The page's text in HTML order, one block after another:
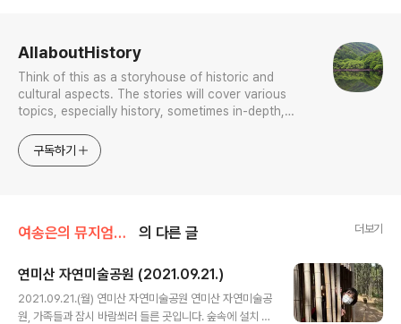
AllaboutHistory
Think of this as a storyhouse of historic and
cultural aspects. The stories will cover various
topics, especially history, sometimes in-depth,
approach will be to resist any common sense or
generalized viewpoint
구독하기
여송은의 뮤지엄톡톡 의 다른 글 더보기
연미산 자연미술공원 (2021.09.21.)
2021.09.21.(월) 연미산 자연미술공원 연미산 자연미술공
원, 가족들과 잠시 바람쐬러 들른 곳입니다. 숲속에 설치 되